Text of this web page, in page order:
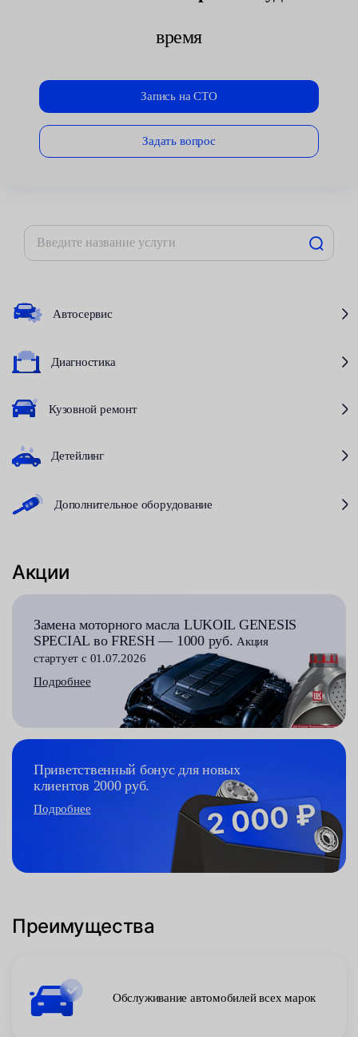
время
Запись на СТО
Задать вопрос
Автосервис
Диагностика
Кузовной ремонт
Детейлинг
Дополнительное оборудование
Акции
Замена моторного масла LUKOIL GENESIS
SPECIAL во FRESH — 1000 руб. Акция
стартует с 01.07.2026
Подробнее
Приветственный бонус для новых
клиентов 2000 руб.
Подробнее
Преимущества
Обслуживание автомобилей всех марок